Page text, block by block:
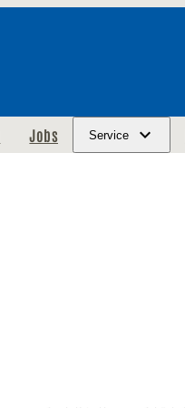
Jobs Service